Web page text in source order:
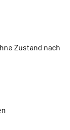
Zustand nach